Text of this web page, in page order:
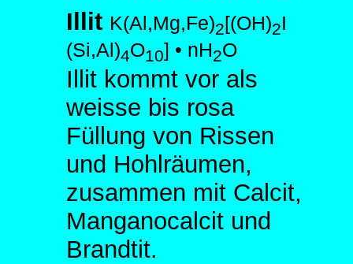
Illit K(Al,Mg,Fe)2[(OH)2I
(Si,Al)4O10] • nH2O
Illit kommt vor als
weisse bis rosa
Füllung von Rissen
und Hohlräumen,
zusammen mit Calcit,
Manganocalcit und
Brandtit.